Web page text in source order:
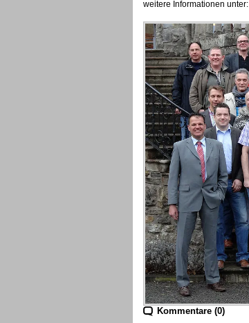
weitere Informationen unter:
Kommentare (0)